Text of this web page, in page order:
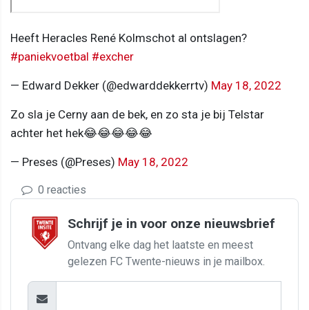
Heeft Heracles René Kolmschot al ontslagen?
#paniekvoetbal #excher
— Edward Dekker (@edwarddekkerrtv) May 18, 2022
Zo sla je Cerny aan de bek, en zo sta je bij Telstar
achter het hek😂😂😂😂😂
— Preses (@Preses) May 18, 2022
0 reacties
Schrijf je in voor onze nieuwsbrief
Ontvang elke dag het laatste en meest
gelezen FC Twente-nieuws in je mailbox.